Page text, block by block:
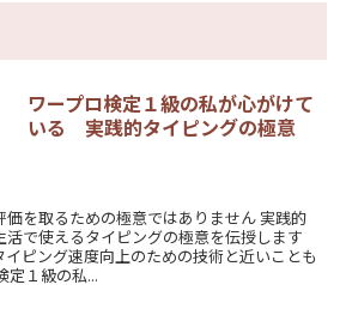
ワープロ検定１級の私が心がけて
いる 実践的タイピングの極意
価を取るための極意ではありません 実践的
で使えるタイピングの極意を伝授します
ピング速度向上のための技術と近いことも
定１級の私...